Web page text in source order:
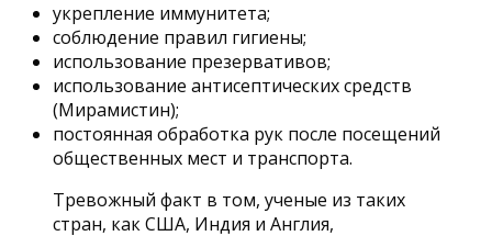
укрепление иммунитета;
соблюдение правил гигиены;
использование презервативов;
использование антисептических средств
(Мирамистин);
постоянная обработка рук после посещений
общественных мест и транспорта.
Тревожный факт в том, ученые из таких
стран, как США, Индия и Англия,